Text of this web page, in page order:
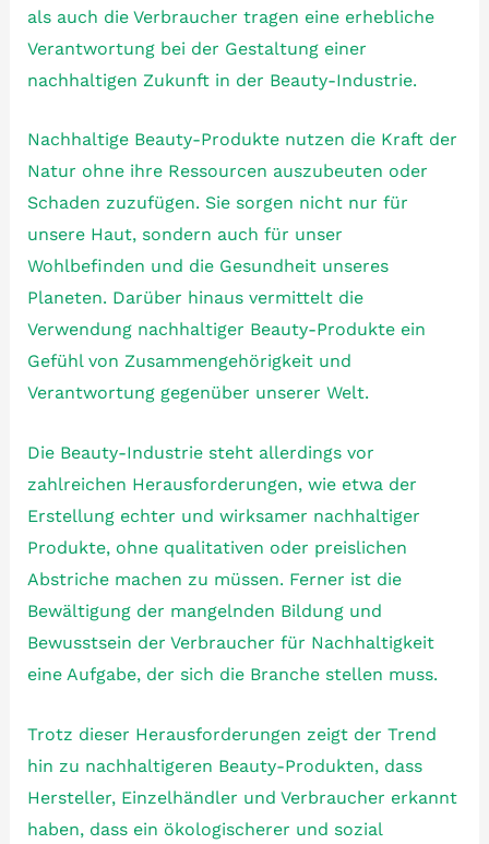
als auch die Verbraucher tragen eine erhebliche
Verantwortung bei der Gestaltung einer
nachhaltigen Zukunft in der Beauty-Industrie.
Nachhaltige Beauty-Produkte nutzen die Kraft der
Natur ohne ihre Ressourcen auszubeuten oder
Schaden zuzufügen. Sie sorgen nicht nur für
unsere Haut, sondern auch für unser
Wohlbefinden und die Gesundheit unseres
Planeten. Darüber hinaus vermittelt die
Verwendung nachhaltiger Beauty-Produkte ein
Gefühl von Zusammengehörigkeit und
Verantwortung gegenüber unserer Welt.
Die Beauty-Industrie steht allerdings vor
zahlreichen Herausforderungen, wie etwa der
Erstellung echter und wirksamer nachhaltiger
Produkte, ohne qualitativen oder preislichen
Abstriche machen zu müssen. Ferner ist die
Bewältigung der mangelnden Bildung und
Bewusstsein der Verbraucher für Nachhaltigkeit
eine Aufgabe, der sich die Branche stellen muss.
Trotz dieser Herausforderungen zeigt der Trend
hin zu nachhaltigeren Beauty-Produkten, dass
Hersteller, Einzelhändler und Verbraucher erkannt
haben, dass ein ökologischerer und sozial